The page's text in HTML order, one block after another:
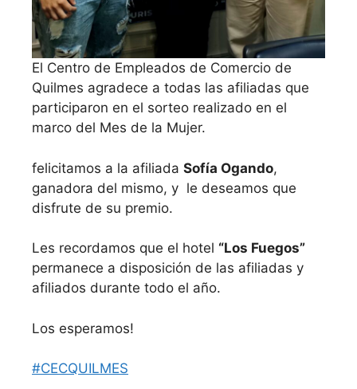
El Centro de Empleados de Comercio de
Quilmes agradece a todas las afiliadas que
participaron en el sorteo realizado en el
marco del Mes de la Mujer.
felicitamos a la afiliada Sofía Ogando,
ganadora del mismo, y le deseamos que
disfrute de su premio.
Les recordamos que el hotel “Los Fuegos”
permanece a disposición de las afiliadas y
afiliados durante todo el año.
Los esperamos!
#CECQUILMES